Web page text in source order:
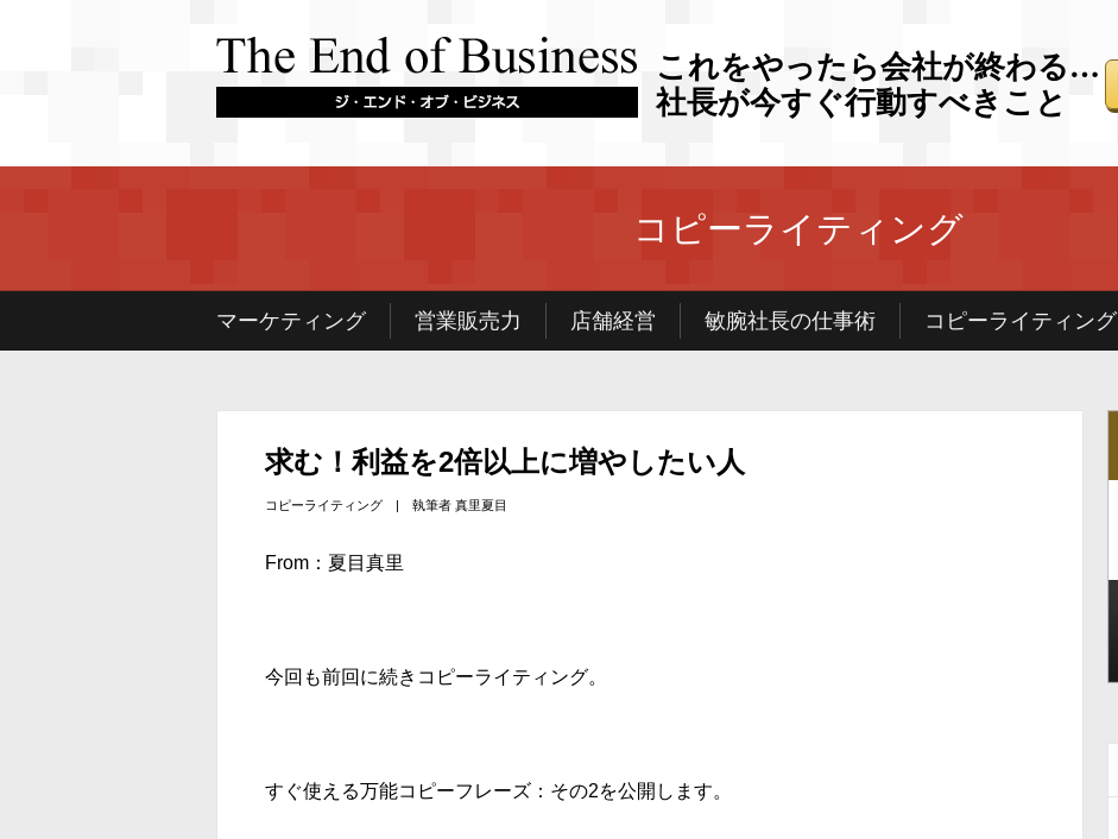
これをやったら会社が終わる…
社長が今すぐ行動すべきこと
コピーライティング
マーケティング 営業販売力 店舗経営 敏腕社長の仕事術 コピーライティング
求む！利益を2倍以上に増やしたい人
コピーライティング | 執筆者 真里夏目
From：夏目真里
今回も前回に続きコピーライティング。
すぐ使える万能コピーフレーズ：その2を公開します。